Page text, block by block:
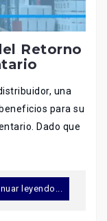
Retorno
una
para su
Dado que
leyendo...